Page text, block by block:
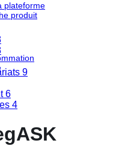
plateforme
produit
9
6
4